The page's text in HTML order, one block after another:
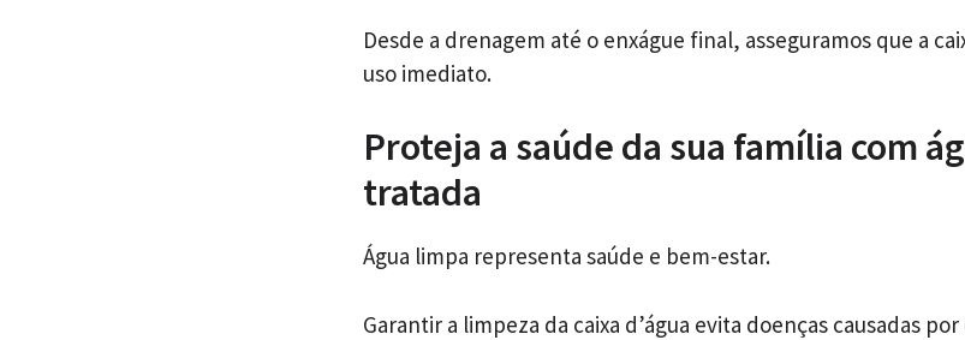
Desde a drenagem até o enxágue final, asseguramos que a
uso imediato.
Proteja a saúde da sua família com
tratada
Água limpa representa saúde e bem-estar.
Garantir a limpeza da caixa d’água evita doenças causadas